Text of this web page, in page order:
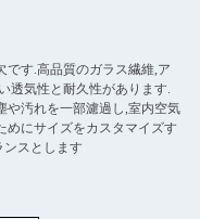
です.高品質のガラス繊維,ア
透気性と耐久性があります.
や汚れを一部濾過し,室内空気
めにサイズをカスタマイズす
ンスとします